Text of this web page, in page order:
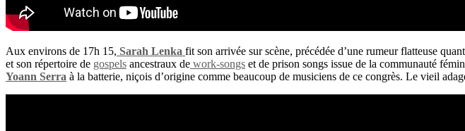
Aux environs de 17h 15, Sarah Lenka fit son arrivée sur scène, précédée d’une rumeur flatteuse
et son répertoire de gospels ancestraux de work-songs et de prison songs issue de la communauté
Yoann Serra à la batterie, niçois d’origine comme beaucoup de musiciens de ce congrès. Le vieil